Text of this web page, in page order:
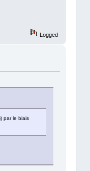
Logged
par le biais